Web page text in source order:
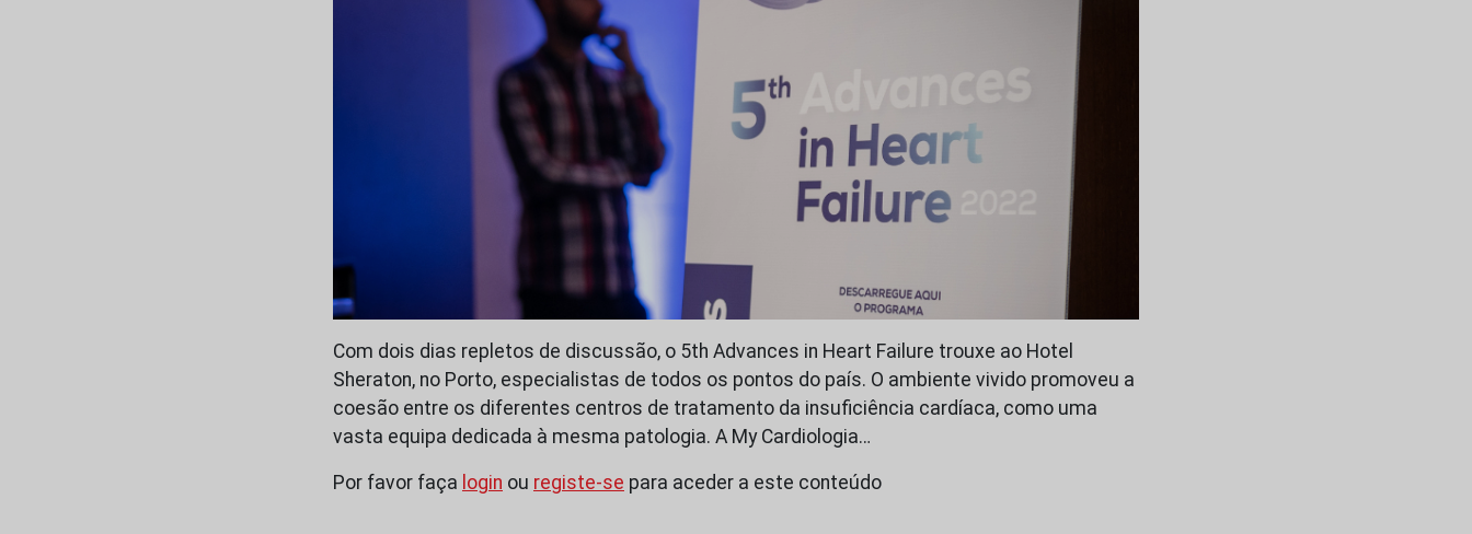
Com dois dias repletos de discussão, o 5th Advances in Heart Failure trouxe ao Hotel
Sheraton, no Porto, especialistas de todos os pontos do país. O ambiente vivido promoveu a
coesão entre os diferentes centros de tratamento da insuficiência cardíaca, como uma
vasta equipa dedicada à mesma patologia. A My Cardiologia…
Por favor faça login ou registe-se para aceder a este conteúdo